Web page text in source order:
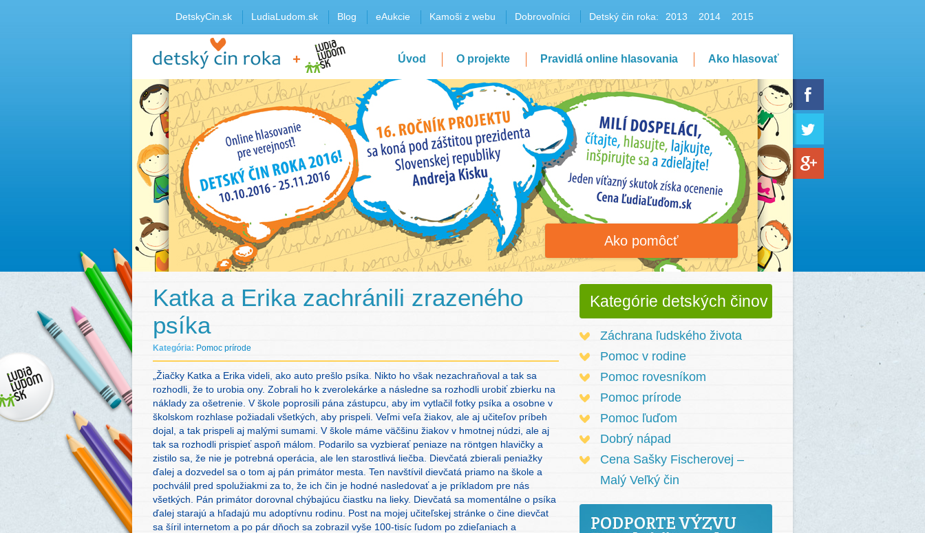
DetskyCin.sk LudiaLudom.sk Blog eAukcie Kamoši z webu Dobrovoľníci Detský čin roka: 2013 2014 2015
Úvod O projekte Pravidlá online hlasovania Ako hlasovať
Ako pomôcť
Katka a Erika zachránili zrazeného
psíka
Kategória: Pomoc prírode
„Žiačky Katka a Erika videli, ako auto prešlo psíka. Nikto ho však nezachraňoval a tak sa
rozhodli, že to urobia ony. Zobrali ho k zverolekárke a následne sa rozhodli urobiť zbierku na
náklady za ošetrenie. V škole poprosili pána zástupcu, aby im vytlačil fotky psíka a osobne v
školskom rozhlase požiadali všetkých, aby prispeli. Veľmi veľa žiakov, ale aj učiteľov príbeh
dojal, a tak prispeli aj malými sumami. V škole máme väčšinu žiakov v hmotnej núdzi, ale aj
tak sa rozhodli prispieť aspoň málom. Podarilo sa vyzbierať peniaze na röntgen hlavičky a
zistilo sa, že nie je potrebná operácia, ale len starostlivá liečba. Dievčatá zbierali peniažky
ďalej a dozvedel sa o tom aj pán primátor mesta. Ten navštívil dievčatá priamo na škole a
pochválil pred spolužiakmi za to, že ich čin je hodné nasledovať a je príkladom pre nás
všetkých. Pán primátor dorovnal chýbajúcu čiastku na lieky. Dievčatá sa momentálne o psíka
ďalej starajú a hľadajú mu adoptívnu rodinu. Post na mojej učiteľskej stránke o čine dievčat
sa šíril internetom a po pár dňoch sa zobrazil vyše 100-tisíc ľudom po zdieľaniach a
Kategórie detských činov
Záchrana ľudského života
Pomoc v rodine
Pomoc rovesníkom
Pomoc prírode
Pomoc ľuďom
Dobrý nápad
Cena Sašky Fischerovej –
Malý Veľký čin